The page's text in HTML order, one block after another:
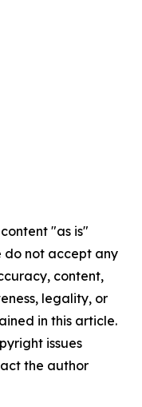
"as is"
do not accept any
content,
legality, or
in this article.
issues
the author